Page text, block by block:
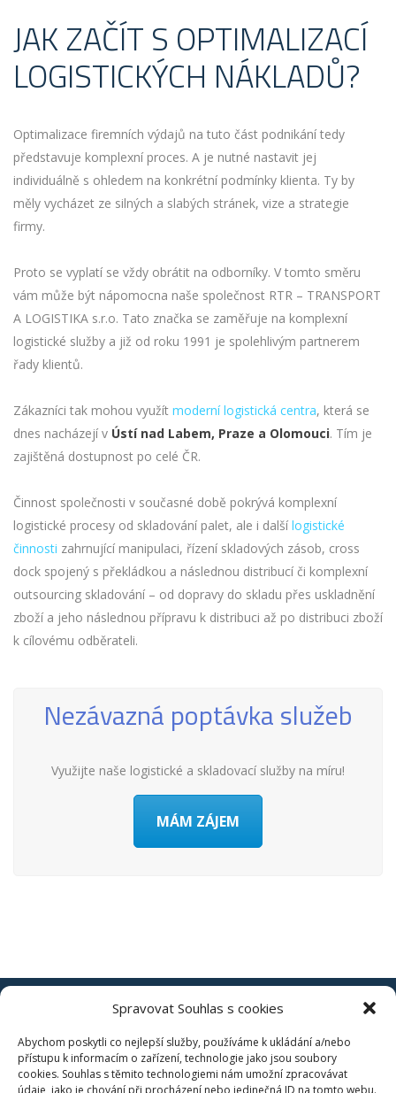
Spravovat Souhlas s cookies
Abychom poskytli co nejlepší služby, používáme k ukládání a/nebo
přístupu k informacím o zařízení, technologie jako jsou soubory
cookies. Souhlas s těmito technologiemi nám umožní zpracovávat
údaje, jako je chování při procházení nebo jedinečná ID na tomto webu.
JAK ZAČÍT S OPTIMALIZACÍ
LOGISTICKÝCH NÁKLADŮ?
Optimalizace firemních výdajů na tuto část podnikání tedy
představuje komplexní proces. A je nutné nastavit jej
individuálně s ohledem na konkrétní podmínky klienta. Ty by
měly vycházet ze silných a slabých stránek, vize a strategie
firmy.
Proto se vyplatí se vždy obrátit na odborníky. V tomto směru
vám může být nápomocna naše společnost RTR – TRANSPORT
A LOGISTIKA s.r.o. Tato značka se zaměřuje na komplexní
logistické služby a již od roku 1991 je spolehlivým partnerem
řady klientů.
Zákazníci tak mohou využít moderní logistická centra, která se
dnes nacházejí v Ústí nad Labem, Praze a Olomouci. Tím je
zajištěná dostupnost po celé ČR.
Činnost společnosti v současné době pokrývá komplexní
logistické procesy od skladování palet, ale i další logistické
činnosti zahrnující manipulaci, řízení skladových zásob, cross
dock spojený s překládkou a následnou distribucí či komplexní
outsourcing skladování – od dopravy do skladu přes uskladnění
zboží a jeho následnou přípravu k distribuci až po distribuci zboží
k cílovému odběrateli.
Nezávazná poptávka služeb
Využijte naše logistické a skladovací služby na míru!
MÁM ZÁJEM
Ochrana oznamovatelů
Zásady cookies (EU)